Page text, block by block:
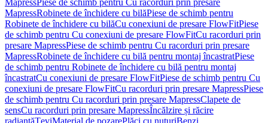
MapressPiese de schimb pentru Cu racorduri prin presare
MapressRobinete de închidere cu bilăPiese de schimb pentru
Robinete de închidere cu bilăCu conexiuni de presare FlowFitPiese
de schimb pentru Cu conexiuni de presare FlowFitCu racorduri prin
presare MapressPiese de schimb pentru Cu racorduri prin presare
MapressRobinete de închidere cu bilă pentru montaj încastratPiese
de schimb pentru Robinete de închidere cu bilă pentru montaj
încastratCu conexiuni de presare FlowFitPiese de schimb pentru Cu
conexiuni de presare FlowFitCu racorduri prin presare MapressPiese
de schimb pentru Cu racorduri prin presare MapressClapete de
sensCu racorduri prin presare MapressÎncălzire și răcire
radiantăŢeviMaterial de pozarePlăci cu nuturiBenzi